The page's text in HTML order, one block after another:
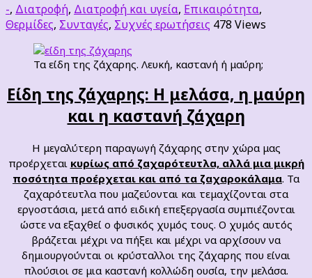
-, Διατροφή, Διατροφή και υγεία, Επικαιρότητα,
Θερμίδες, Συνταγές, Συχνές ερωτήσεις 478 Views
Τα είδη της ζάχαρης. Λευκή, καστανή ή μαύρη;
Είδη της ζάχαρης: Η μελάσα, η μαύρη
και η καστανή ζάχαρη
Η μεγαλύτερη παραγωγή ζάχαρης στην χώρα μας
προέρχεται κυρίως από ζαχαρότευτλα, αλλά μια μικρή
ποσότητα προέρχεται και από τα ζαχαροκάλαμα. Τα
ζαχαρότευτλα που μαζεύονται και τεμαχίζονται στα
εργοστάσια, μετά από ειδική επεξεργασία συμπιέζονται
ώστε να εξαχθεί ο φυσικός χυμός τους. Ο χυμός αυτός
βράζεται μέχρι να πήξει και μέχρι να αρχίσουν να
δημιουργούνται οι κρύσταλλοι της ζάχαρης που είναι
πλούσιοι σε μια καστανή κολλώδη ουσία, την μελάσα.